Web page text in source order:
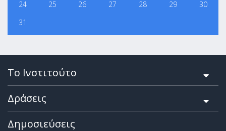
24
25 26 27 28 29
30
31
Το Ινστιτούτο
Δράσεις
Δημοσιεύσεις